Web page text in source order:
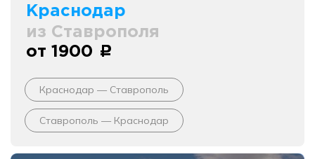
Краснодар
из Ставрополя
от 1900 c
Краснодар — Ставрополь
Ставрополь — Краснодар